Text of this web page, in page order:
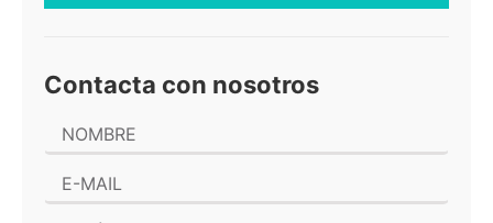
Contacta con nosotros